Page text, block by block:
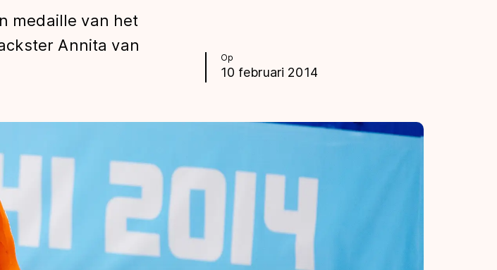
Op
10 februari 2014
medaille van het
Annita van